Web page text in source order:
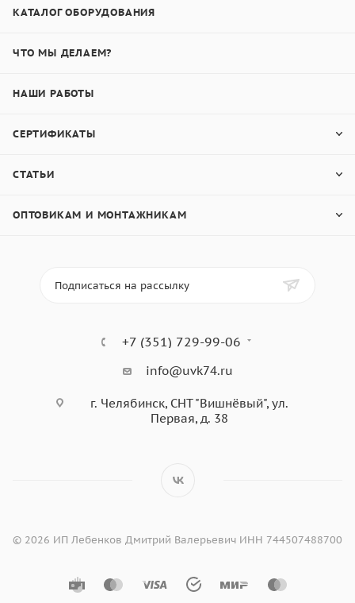
КАТАЛОГ ОБОРУДОВАНИЯ
ЧТО МЫ ДЕЛАЕМ?
НАШИ РАБОТЫ
СЕРТИФИКАТЫ
СТАТЬИ
ОПТОВИКАМ И МОНТАЖНИКАМ
Подписаться на рассылку
+7 (351) 729-99-06
info@uvk74.ru
г. Челябинск, СНТ "Вишнёвый", ул.
Первая, д. 38
© 2026 ИП Лебенков Дмитрий Валерьевич ИНН 744507488700